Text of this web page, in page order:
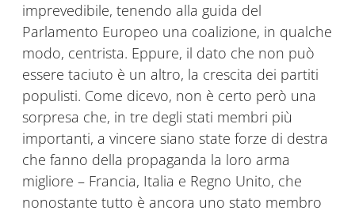
imprevedibile, tenendo alla guida del
Parlamento Europeo una coalizione, in qualche
modo, centrista. Eppure, il dato che non può
essere taciuto è un altro, la crescita dei partiti
populisti. Come dicevo, non è certo però una
sorpresa che, in tre degli stati membri più
importanti, a vincere siano state forze di destra
che fanno della propaganda la loro arma
migliore – Francia, Italia e Regno Unito, che
nonostante tutto è ancora uno stato membro